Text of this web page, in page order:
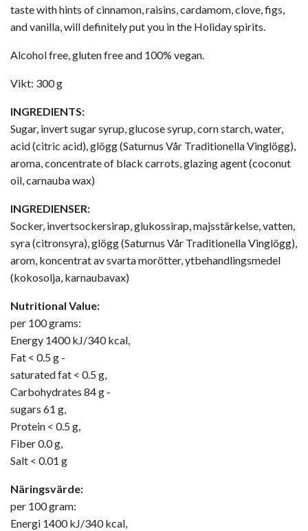
taste with hints of cinnamon, raisins, cardamom, clove, figs,
and vanilla, will definitely put you in the Holiday spirits.
Alcohol free, gluten free and 100% vegan.
Vikt: 300 g
INGREDIENTS:
Sugar, invert sugar syrup, glucose syrup, corn starch, water,
acid (citric acid), glögg (Saturnus Vår Traditionella Vinglögg),
aroma, concentrate of black carrots, glazing agent (coconut
oil, carnauba wax)
INGREDIENSER:
Socker, invertsockersirap, glukossirap, majsstärkelse, vatten,
syra (citronsyra), glögg (Saturnus Vår Traditionella Vinglögg),
arom, koncentrat av svarta morötter, ytbehandlingsmedel
(kokosolja, karnaubavax)
Nutritional Value:
per 100 grams:
Energy 1400 kJ/340 kcal,
Fat < 0.5 g -
saturated fat < 0.5 g,
Carbohydrates 84 g -
sugars 61 g,
Protein < 0.5 g,
Fiber 0.0 g,
Salt < 0.01 g
Näringsvärde:
per 100 gram:
Energi 1400 kJ/340 kcal,